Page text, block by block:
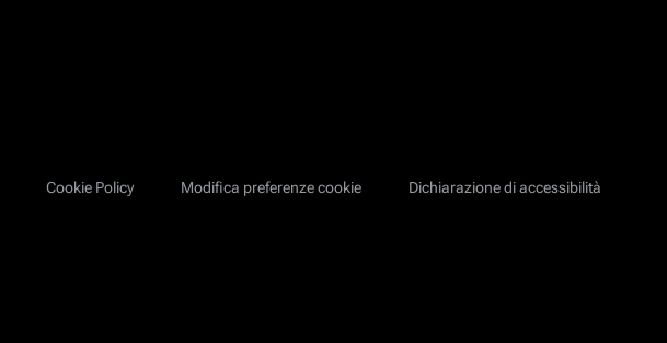
Cookie Policy Modifica preferenze cookie Dichiarazione di accessibilità